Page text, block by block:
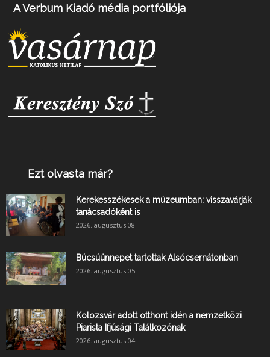
A Verbum Kiadó média portfóliója
Ezt olvasta már?
Kerekesszékesek a múzeumban: visszavárják
tanácsadóként is
2026. augusztus 08.
Búcsúünnepet tartottak Alsócsernátonban
2026. augusztus 05.
Kolozsvár adott otthont idén a nemzetközi
Piarista Ifjúsági Találkozónak
2026. augusztus 04.